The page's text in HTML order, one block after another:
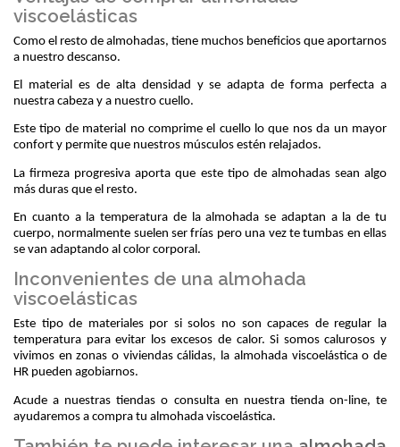
viscoelásticas
Como el resto de almohadas, tiene muchos beneficios que aportarnos
a nuestro descanso.
El material es de alta densidad y se adapta de forma perfecta a
nuestra cabeza y a nuestro cuello.
Este tipo de material no comprime el cuello lo que nos da un mayor
confort y permite que nuestros músculos estén relajados.
La firmeza progresiva aporta que este tipo de almohadas sean algo
más duras que el resto.
En cuanto a la temperatura de la almohada se adaptan a la de tu
cuerpo, normalmente suelen ser frías pero una vez te tumbas en ellas
se van adaptando al color corporal.
Inconvenientes de una almohada
viscoelásticas
Este tipo de materiales por si solos no son capaces de regular la
temperatura para evitar los excesos de calor. Si somos calurosos y
vivimos en zonas o viviendas cálidas, la almohada viscoelástica o de
HR pueden agobiarnos.
Acude a nuestras tiendas o consulta en nuestra tienda on-line, te
ayudaremos a compra tu almohada viscoelástica.